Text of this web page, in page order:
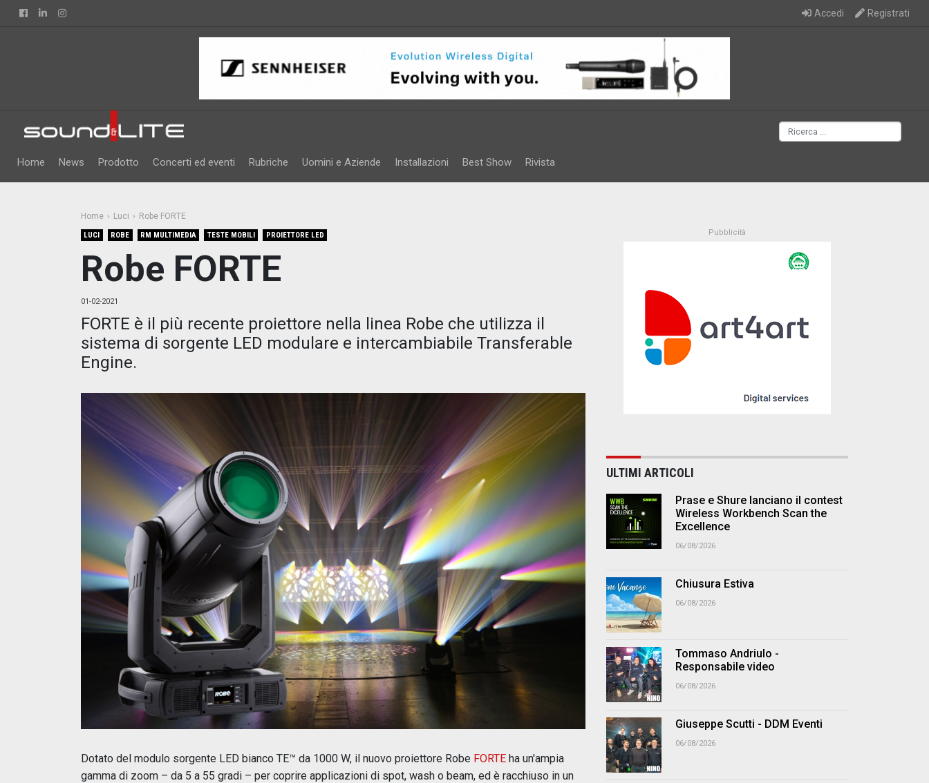
FacebookLinkedin Accedi Registrati
Home News Prodotto Concerti ed eventi Rubriche Uomini e Aziende Installazioni Best Show Rivista
Home Luci Robe FORTE
LUCI ROBE RM MULTIMEDIA TESTE MOBILI PROIETTORE LED
Robe FORTE
01-02-2021
FORTE è il più recente proiettore nella linea Robe che utilizza il
sistema di sorgente LED modulare e intercambiabile Transferable
Engine.
Dotato del modulo sorgente LED bianco TE™ da 1000 W, il nuovo proiettore Robe FORTE ha un'ampia
gamma di zoom – da 5 a 55 gradi – per coprire applicazioni di spot, wash o beam, ed è racchiuso in un
ULTIMI ARTICOLI
Prase e Shure lanciano il contest
Wireless Workbench Scan the
Excellence
06/08/2026
Chiusura Estiva
06/08/2026
Tommaso Andriulo -
Responsabile video
06/08/2026
Giuseppe Scutti - DDM Eventi
06/08/2026